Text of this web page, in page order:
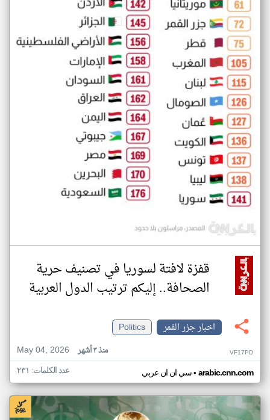
قفزة لافتة لسوريا في تصنيف حرية
الصحافة.. إليكم ترتيب الدول العربية
اخبار جزر القمر
Politics
May 04, 2026
منذ ٣ أشهر VF17PD
سي ان ان عربي• arabic.cnn.com عدد الكلمات: ٢٣١